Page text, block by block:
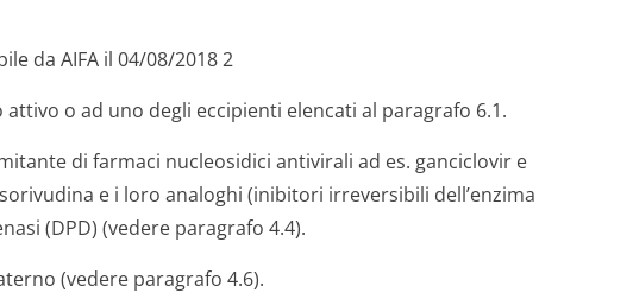
da AIFA il 04/08/2018 2
o ad uno degli eccipienti elencati al paragrafo 6.1.
di farmaci nucleosidici antivirali ad es. ganciclovir e
e i loro analoghi (inibitori irreversibili dell’enzima
(DPD) (vedere paragrafo 4.4).
(vedere paragrafo 4.6).